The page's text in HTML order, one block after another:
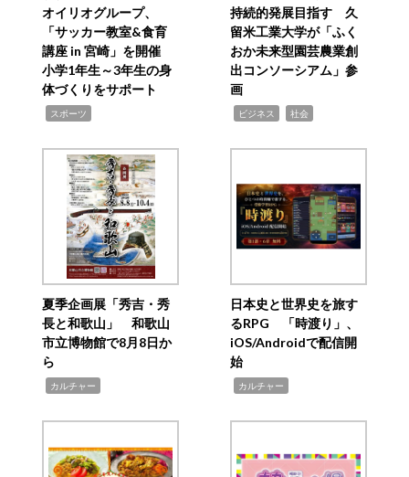
オイリオグループ、
「サッカー教室&食育
講座 in 宮崎」を開催
小学1年生～3年生の身
体づくりをサポート
スポーツ
持続的発展目指す 久
留米工業大学が「ふく
おか未来型園芸農業創
出コンソーシアム」参
画
ビジネス 社会
夏季企画展「秀吉・秀
長と和歌山」 和歌山
市立博物館で8月8日か
ら
カルチャー
日本史と世界史を旅す
るRPG 「時渡り」、
iOS/Androidで配信開
始
カルチャー